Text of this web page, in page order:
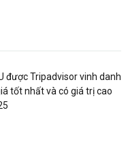
được Tripadvisor vinh danh
tốt nhất và có giá trị cao